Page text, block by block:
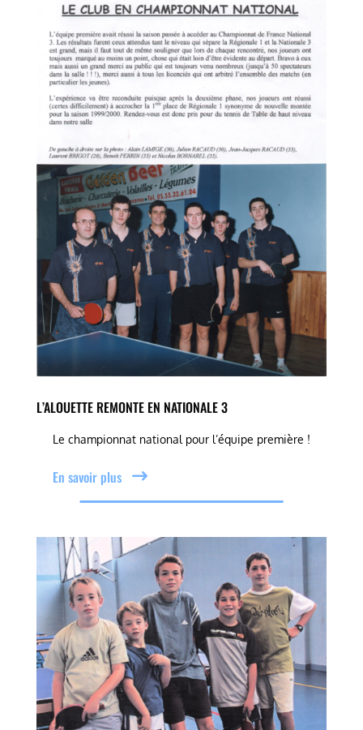
L’ALOUETTE REMONTE EN NATIONALE 3
Le championnat national pour l’équipe première !
En savoir plus